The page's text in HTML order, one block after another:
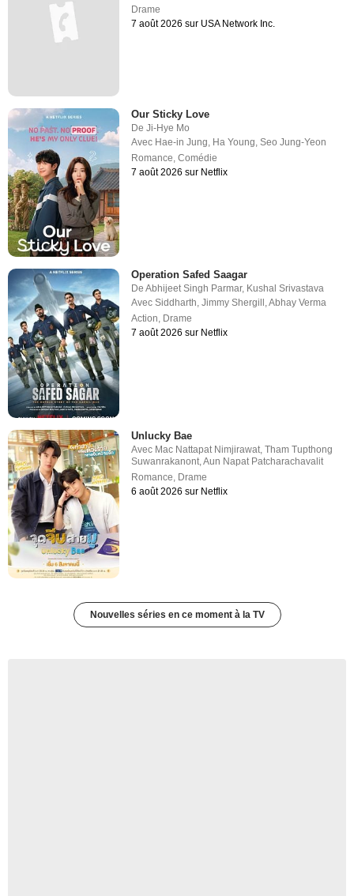
Drame
7 août 2026 sur USA Network Inc.
Our Sticky Love
DeJi-Hye Mo
Avec Hae-in Jung, Ha Young,Seo Jung-Yeon
Romance,Comédie
7 août 2026 sur Netflix
Operation Safed Saagar
DeAbhijeet Singh Parmar, Kushal Srivastava
AvecSiddharth,Jimmy Shergill ,Abhay Verma
Action, Drame
7 août 2026 sur Netflix
Unlucky Bae
Avec Mac Nattapat Nimjirawat ,Tham Tupthong
Suwanrakanont ,Aun Napat Patcharachavalit
Romance Drame
6 août 2026 sur Netflix
Nouvelles séries en ce moment à la TV